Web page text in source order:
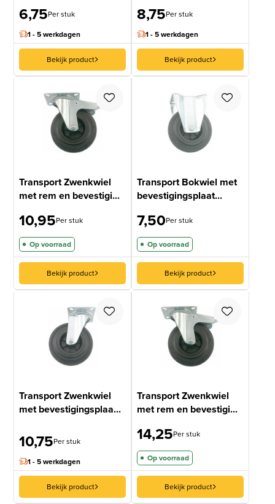
6,75Per stuk
1 - 5 werkdagen
Bekijk product
8,75Per stuk
1 - 5 werkdagen
Bekijk product
Transport Zwenkwiel
met rem en bevestigi...
10,95Per stuk
Op voorraad
Bekijk product
Transport Bokwiel met
bevestigingsplaat...
7,50Per stuk
Op voorraad
Bekijk product
Transport Zwenkwiel
met bevestigingsplaa...
10,75Per stuk
1 - 5 werkdagen
Bekijk product
Transport Zwenkwiel
met rem en bevestigi...
14,25Per stuk
Op voorraad
Bekijk product